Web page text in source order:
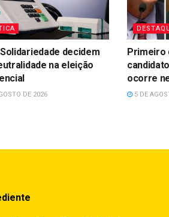
Solidariedade decidem
na eleição
DE 2026
Primeiro
ocorre
5 DE